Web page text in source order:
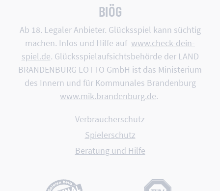
BIÖG
Ab 18. Legaler Anbieter. Glücksspiel kann süchtig
machen. Infos und Hilfe auf www.check-dein-
spiel.de. Glücksspiel­aufsichts­behörde der LAND
BRANDEN­BURG LOTTO GmbH ist das Minis­terium
des Innern und für Kommu­nales Branden­burg
www.mik.brandenburg.de.
Verbraucherschutz
Spielerschutz
Beratung und Hilfe